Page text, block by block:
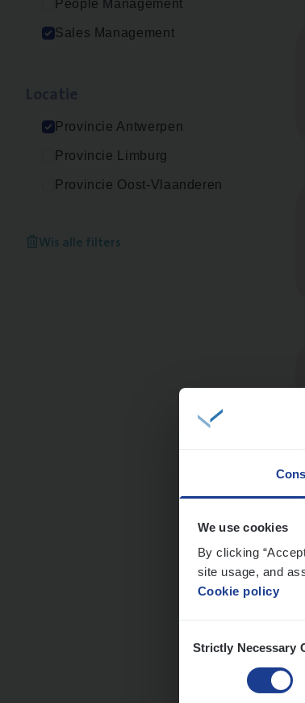
We use cookies
By clicking
site usage, and
Cookie policy
Selection
Strictly Necessary
People Management
Sales Management
Provincie Antwerpen
Provincie Limburg
Provincie Oost-Vlaanderen
Wis alle filters